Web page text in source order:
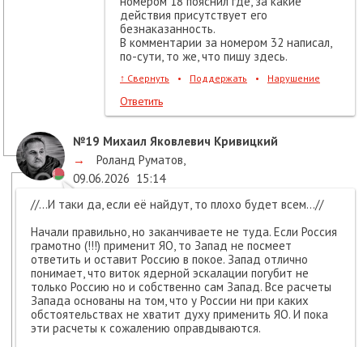
действия присутствует его
безнаказанность.
В комментарии за номером 32 написал,
по-сути, то же, что пишу здесь.
↑ Свернуть • Поддержать • Нарушение
Ответить
№19 Михаил Яковлевич Кривицкий
→
Роланд Руматов,
09.06.2026 15:14
//...И таки да, если её найдут, то плохо будет всем...//
Начали правильно, но заканчиваете не туда. Если Россия
грамотно (!!!) применит ЯО, то Запад не посмеет
ответить и оставит Россию в покое. Запад отлично
понимает, что виток ядерной эскалации погубит не
только Россию но и собственно сам Запад. Все расчеты
Запада основаны на том, что у России ни при каких
обстоятельствах не хватит духу применить ЯО. И пока
эти расчеты к сожалению оправдываются.